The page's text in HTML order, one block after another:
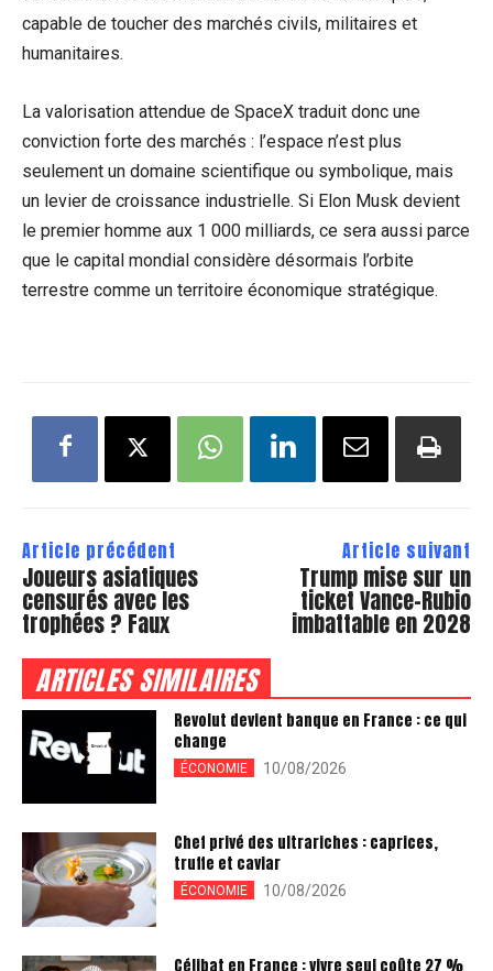
capable de toucher des marchés civils, militaires et
humanitaires.
La valorisation attendue de SpaceX traduit donc une
conviction forte des marchés : l’espace n’est plus
seulement un domaine scientifique ou symbolique, mais
un levier de croissance industrielle. Si Elon Musk devient
le premier homme aux 1 000 milliards, ce sera aussi parce
que le capital mondial considère désormais l’orbite
terrestre comme un territoire économique stratégique.
Article précédent
Joueurs asiatiques
censurés avec les
trophées ? Faux
Article suivant
Trump mise sur un
ticket Vance-Rubio
imbattable en 2028
ARTICLES SIMILAIRES
Revolut devient banque en France : ce qui
change
ÉCONOMIE 10/08/2026
Chef privé des ultrariches : caprices,
truffe et caviar
ÉCONOMIE 10/08/2026
Célibat en France : vivre seul coûte 27 %